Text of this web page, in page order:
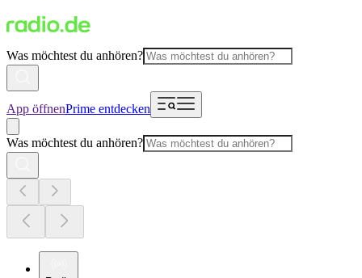
Was möchtest du anhören?
App öffnenPrime entdecken
Was möchtest du anhören?